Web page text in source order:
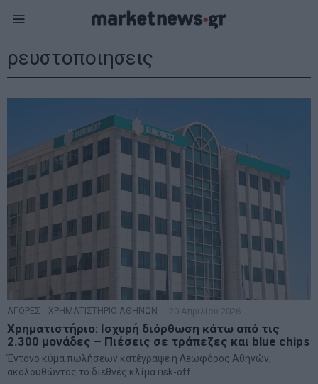
ρευστοποιησεις
ΑΓΟΡΕΣ ΧΡΗΜΑΤΙΣΤΗΡΙΟ ΑΘΗΝΩΝ 20 Απριλίου 2026
Χρηματιστήριο: Ισχυρή διόρθωση κάτω από τις
2.300 μονάδες – Πιέσεις σε τράπεζες και blue chips
Έντονο κύμα πωλήσεων κατέγραψε η Λεωφόρος Αθηνών,
ακολουθώντας το διεθνές κλίμα risk-off.